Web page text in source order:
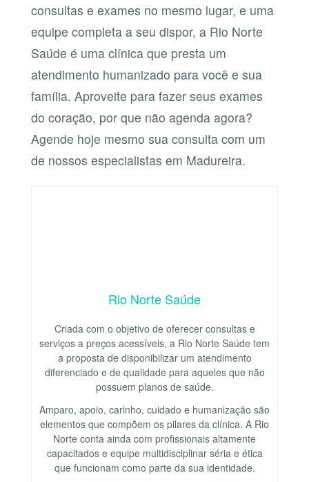
consultas e exames no mesmo lugar, e uma
equipe completa a seu dispor, a Rio Norte
Saúde é uma clínica que presta um
atendimento humanizado para você e sua
família. Aproveite para fazer seus exames
do coração, por que não agenda agora?
Agende hoje mesmo sua consulta com um
de nossos especialistas em Madureira.
Rio Norte Saúde
Criada com o objetivo de oferecer consultas e
serviços a preços acessíveis, a Rio Norte Saúde tem
a proposta de disponibilizar um atendimento
diferenciado e de qualidade para aqueles que não
possuem planos de saúde.
Amparo, apoio, carinho, cuidado e humanização são
elementos que compõem os pilares da clínica. A Rio
Norte conta ainda com profissionais altamente
capacitados e equipe multidisciplinar séria e ética
que funcionam como parte da sua identidade.